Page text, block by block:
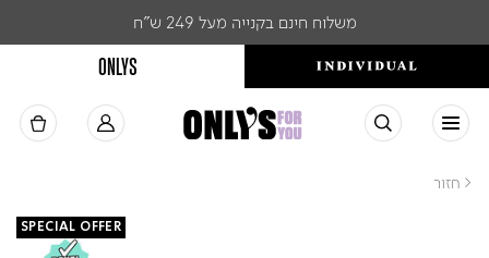
משלוח חינם בקנייה מעל 249 ש"ח
ONLYS
< חזור
SPECIAL OFFER